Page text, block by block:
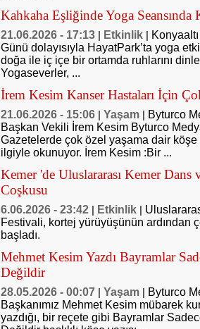
Kahkaha Eşliğinde Yoga
21.06.2026 - 17:13 Etkinlik
Günü dolayısıyla HayatPark’ta yoga
doğa ile iç içe bir ortamda ruhlarını
Yogaseverler, ...
İrem Kesim Kanser Hastaları İçin
21.06.2026 - 15:06 Yaşam
Byturco
Başkan Vekili İrem Kesim Byturco
Gazetelerde çok özel yaşama dair köşe
ilgiyle okunuyor. İrem Kesim :Bir ...
Kemer 'de Uluslararası Kemer
Coşkusu
6.06.2026 - 23:42 Etkinlik
Festivali, kortej yürüyüşünün ardından
başladı.
Mehmet Kesim Yazdı Bayramlar
Değildir
28.05.2026 - 00:07 Yaşam
Byturco
Başkanımız Mehmet Kesim mübarek
yazdığı, bir reçete gibi Bayramlar